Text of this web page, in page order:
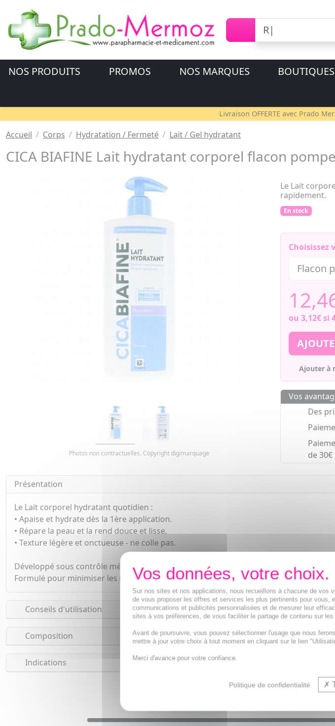
NOS PRODUITS PROMOS NOS MARQUES
Livraison OFFERTE avec Prado
Accueil Corps Hydratation / Fermeté Lait / Gel hydratant
CICA BIAFINE Lait hydratant corporel flacon
Photos non contractuelles. Copyright digimarquage
Le Lait
rapidement.
En stock
Choisissez
ou 3,12€si
Ajouter à
Vos
Des
de 30€
Présentation
Le Lait corporel hydratant quotidien :
• Apaise et hydrate dès la 1ère application.
• Répare la peau et la rend douce et lisse.
• Texture légère et onctueuse - ne colle pas.
Développé sous contrôle médical et testé cliniquement.
Formulé pour minimiser les risques d'allergies
Conseils d'utilisation
Composition
Indications
Sur nos sites et nos applications, nous recueillons à chacune de vos
de vous proposer les offres et services les plus pertinents pour vous,
communications et publicités personnalisées et de mesurer leur
sites à vos préférences, de vous faciliter le partage de contenu sur
Avant de poursuivre, vous pouvez sélectionner l'usage que nous
mettre à jour votre choix à tout moment en cliquant sur le lien
Merci d'avance pour votre confiance.
Politique de confidentialité